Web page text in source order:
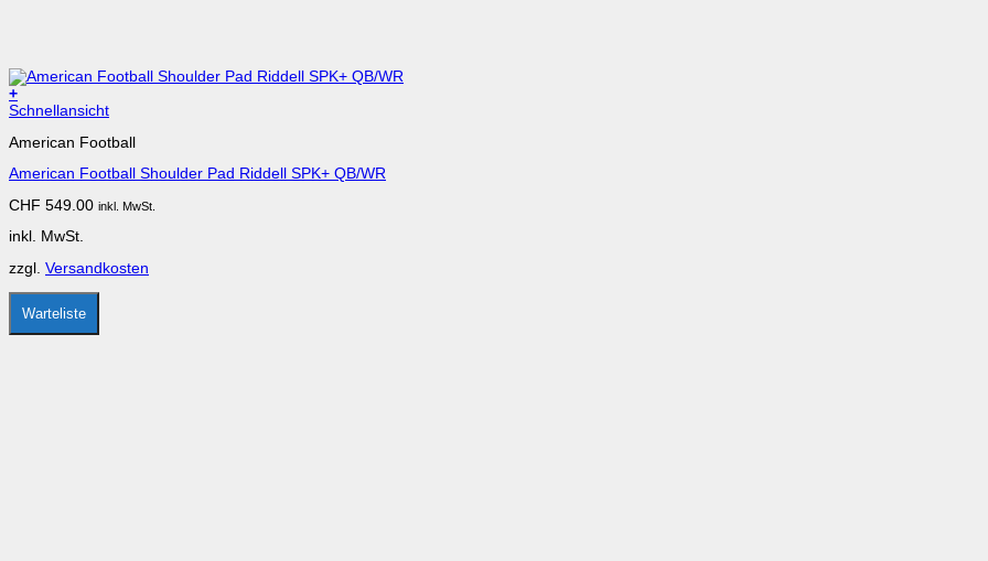
+
Dieses
weist
Varianten
Die
können
der
Produktseite
gewählt
Schnellansicht
American Football
American Football Shoulder Pad Riddell SPK+ QB/WR
CHF 549.00 inkl. MwSt.
inkl. MwSt.
zzgl. Versandkosten
Warteliste